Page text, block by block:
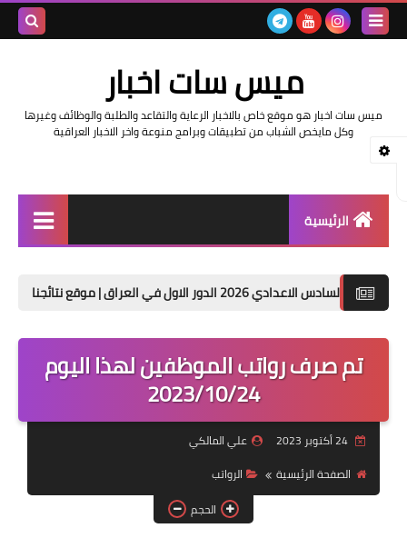
ميس سات اخبار
ميس سات اخبار هو موقع خاص بالاخبار الرعاية والتقاعد والطلبة والوظائف وغيرها
وكل مايخص الشباب من تطبيقات وبرامج منوعة واخر الاخبار العراقية
الرئيسية
اخبار وزارة التربية والتعليم
اخبار وزارة العمل وهيئة
قسم التطبيقات
قطع الاراضي
في العراق | موقع نتائجنا حصريا تنزيل
تم صرف رواتب الموظفين لهذا اليوم
2023/10/24
24 أكتوبر 2023
علي المالكي
الصفحة الرئيسية
الرواتب
الحجم